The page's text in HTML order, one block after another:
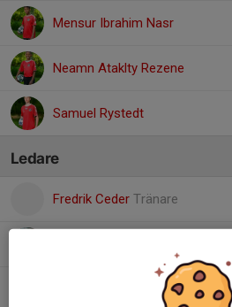
Mensur Ibrahim Nasr
Neamn Ataklty Rezene
Samuel Rystedt
Ledare
Fredrik Ceder Tränare
Lagledare